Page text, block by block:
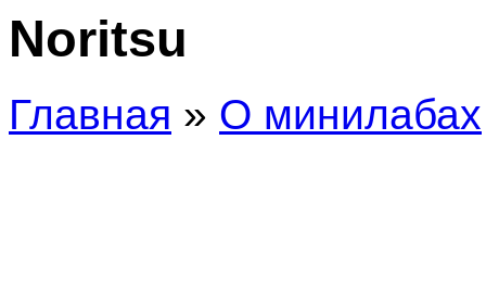
Noritsu
Главная » О минилабах